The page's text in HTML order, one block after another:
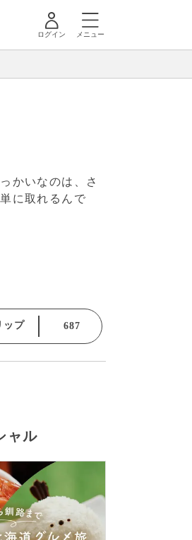
ログイン メニュー
かいなのは、さ
に取れるんで
ップ 687
ャル